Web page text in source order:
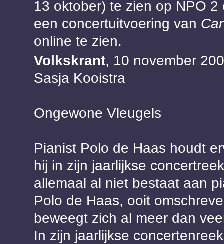
13 oktober) te zien op NPO
een concertuitvoering van
online te zien.
Volkskrant, 10 november
Sasja Kooistra
Ongewone Vleugels
Pianist Polo de Haas houdt
hij in zijn jaarlijkse
allemaal al niet bestaat aan
Polo de Haas, ooit
beweegt zich al meer dan
In zijn jaarlijkse